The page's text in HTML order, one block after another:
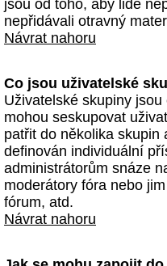
jsou od toho, aby lidé
nepřidávali otravný
Návrat nahoru
Co jsou uživatelské
Uživatelské skupiny
mohou seskupovat
patřit do několika skupin
definován individuální
administrátorům snáze
moderátory fóra nebo
fórum, atd.
Návrat nahoru